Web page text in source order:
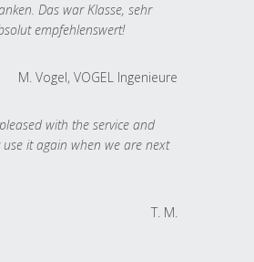
Das war Klasse, sehr
empfehlenswert!
M. Vogel, VOGEL Ingenieure
with the service and
it again when we are next
T. M.